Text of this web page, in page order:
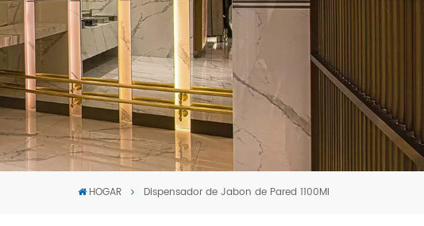
Русский
Español
中文
HOGAR Dispensador de Jabon de Pared 1100Ml